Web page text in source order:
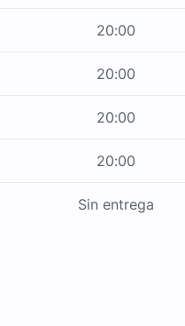
20:00
20:00
20:00
20:00
Sin entrega